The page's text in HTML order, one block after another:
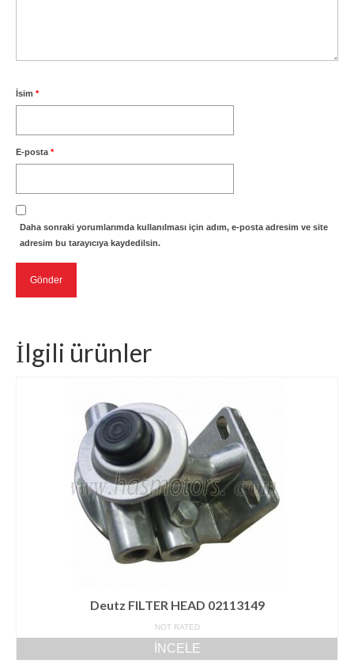
İsim *
E-posta *
Daha sonraki yorumlarımda kullanılması için adım, e-posta adresim ve site
adresim bu tarayıcıya kaydedilsin.
İlgili ürünler
Deutz FILTER HEAD 02113149
NOT RATED
İNCELE